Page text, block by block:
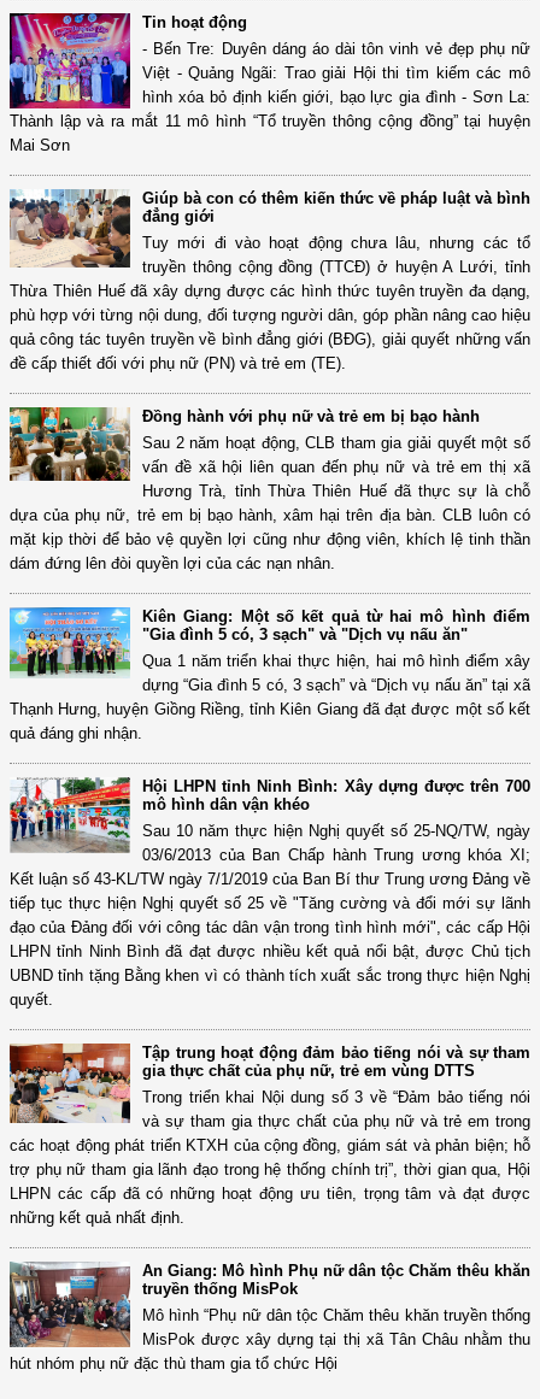
Tin hoạt động
- Bến Tre: Duyên dáng áo dài tôn vinh vẻ đẹp phụ nữ
Việt - Quảng Ngãi: Trao giải Hội thi tìm kiếm các mô
hình xóa bỏ định kiến giới, bạo lực gia đình - Sơn La:
Thành lập và ra mắt 11 mô hình “Tổ truyền thông cộng đồng” tại huyện
Mai Sơn
Giúp bà con có thêm kiến thức về pháp luật và bình
đẳng giới
Tuy mới đi vào hoạt động chưa lâu, nhưng các tổ
truyền thông cộng đồng (TTCĐ) ở huyện A Lưới, tỉnh
Thừa Thiên Huế đã xây dựng được các hình thức tuyên truyền đa dạng,
phù hợp với từng nội dung, đối tượng người dân, góp phần nâng cao hiệu
quả công tác tuyên truyền về bình đẳng giới (BĐG), giải quyết những vấn
đề cấp thiết đối với phụ nữ (PN) và trẻ em (TE).
Đồng hành với phụ nữ và trẻ em bị bạo hành
Sau 2 năm hoạt động, CLB tham gia giải quyết một số
vấn đề xã hội liên quan đến phụ nữ và trẻ em thị xã
Hương Trà, tỉnh Thừa Thiên Huế đã thực sự là chỗ
dựa của phụ nữ, trẻ em bị bạo hành, xâm hại trên địa bàn. CLB luôn có
mặt kịp thời để bảo vệ quyền lợi cũng như động viên, khích lệ tinh thần
dám đứng lên đòi quyền lợi của các nạn nhân.
Kiên Giang: Một số kết quả từ hai mô hình điểm
"Gia đình 5 có, 3 sạch" và "Dịch vụ nấu ăn"
Qua 1 năm triển khai thực hiện, hai mô hình điểm xây
dựng “Gia đình 5 có, 3 sạch” và “Dịch vụ nấu ăn” tại xã
Thạnh Hưng, huyện Giồng Riềng, tỉnh Kiên Giang đã đạt được một số kết
quả đáng ghi nhận.
Hội LHPN tỉnh Ninh Bình: Xây dựng được trên 700
mô hình dân vận khéo
Sau 10 năm thực hiện Nghị quyết số 25-NQ/TW, ngày
03/6/2013 của Ban Chấp hành Trung ương khóa XI;
Kết luận số 43-KL/TW ngày 7/1/2019 của Ban Bí thư Trung ương Đảng về
tiếp tục thực hiện Nghị quyết số 25 về "Tăng cường và đổi mới sự lãnh
đạo của Đảng đối với công tác dân vận trong tình hình mới", các cấp Hội
LHPN tỉnh Ninh Bình đã đạt được nhiều kết quả nổi bật, được Chủ tịch
UBND tỉnh tặng Bằng khen vì có thành tích xuất sắc trong thực hiện Nghị
quyết.
Tập trung hoạt động đảm bảo tiếng nói và sự tham
gia thực chất của phụ nữ, trẻ em vùng DTTS
Trong triển khai Nội dung số 3 về “Đảm bảo tiếng nói
và sự tham gia thực chất của phụ nữ và trẻ em trong
các hoạt động phát triển KTXH của cộng đồng, giám sát và phản biện; hỗ
trợ phụ nữ tham gia lãnh đạo trong hệ thống chính trị”, thời gian qua, Hội
LHPN các cấp đã có những hoạt động ưu tiên, trọng tâm và đạt được
những kết quả nhất định.
An Giang: Mô hình Phụ nữ dân tộc Chăm thêu khăn
truyền thống MisPok
Mô hình “Phụ nữ dân tộc Chăm thêu khăn truyền thống
MisPok được xây dựng tại thị xã Tân Châu nhằm thu
hút nhóm phụ nữ đặc thù tham gia tổ chức Hội